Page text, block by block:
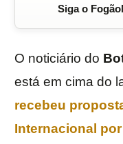
Siga o
O noticiário do
está em cima do
recebeu
Internacional